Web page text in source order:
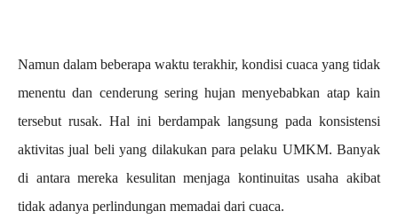
Namun dalam beberapa waktu terakhir, kondisi cuaca yang tidak
menentu dan cenderung sering hujan menyebabkan atap kain
tersebut rusak. Hal ini berdampak langsung pada konsistensi
aktivitas jual beli yang dilakukan para pelaku UMKM. Banyak
di antara mereka kesulitan menjaga kontinuitas usaha akibat
tidak adanya perlindungan memadai dari cuaca.